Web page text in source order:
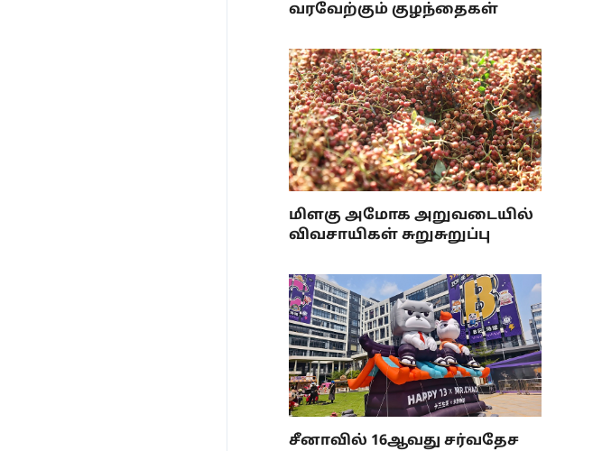
வரவேற்கும் குழந்தைகள்
மிளகு அமோக அறுவடையில்
விவசாயிகள் சுறுசுறுப்பு
சீனாவில் 16ஆவது சர்வதேச